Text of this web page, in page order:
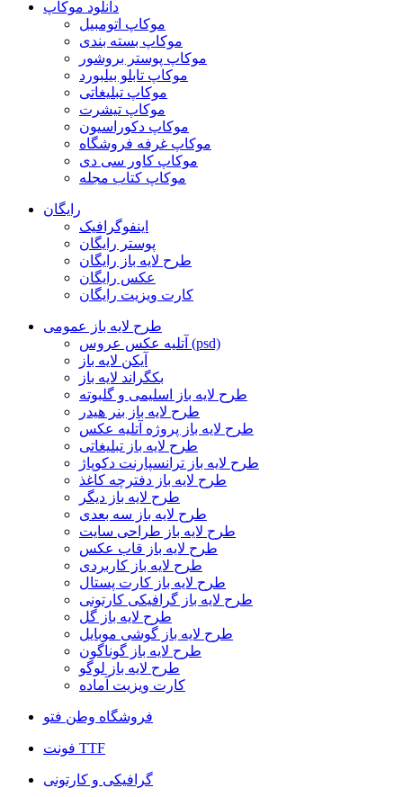
دانلود موکاپ
موکاپ اتومبیل
موکاپ بسته بندی
موکاپ پوستر بروشور
موکاپ تابلو بیلبورد
موکاپ تبلیغاتی
موکاپ تیشرت
موکاپ دکوراسیون
موکاپ غرفه فروشگاه
موکاپ کاور سی دی
موکاپ کتاب مجله
رایگان
اینفوگرافیک
پوستر رایگان
طرح لایه باز رایگان
عکس رایگان
کارت ویزیت رایگان
طرح لایه باز عمومی
آتلیه عکس عروس (psd)
آیکن لایه باز
بکگراند لایه باز
طرح لایه باز اسلیمی و گلبوته
طرح لایه باز بنر هیدر
طرح لایه باز پروژه آتلیه عکس
طرح لایه باز تبلیغاتی
طرح لایه باز ترانسپارنت دکوپاژ
طرح لایه باز دفترچه کاغذ
طرح لایه باز دیگر
طرح لایه باز سه بعدی
طرح لایه باز طراحی سایت
طرح لایه باز قاب عکس
طرح لایه باز کاربردی
طرح لایه باز کارت پستال
طرح لایه باز گرافیکی کارتونی
طرح لایه باز گل
طرح لایه باز گوشی موبایل
طرح لایه باز گوناگون
طرح لایه باز لوگو
کارت ویزیت آماده
فروشگاه وطن فتو
فونت TTF
گرافیکی و کارتونی